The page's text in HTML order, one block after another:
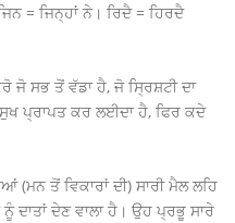
= ਜਿਨ੍ਹਾਂ ਨੇ। ਰਿਦੈ = ਹਿਰਦੈ
ਸਭ ਤੋਂ ਵੱਡਾ ਹੈ, ਜੋ ਸ੍ਰਿਸ਼ਟੀ ਦਾ
ਪ੍ਰਾਪਤ ਕਰ ਲਈਦਾ ਹੈ, ਫਿਰ ਕਦੇ
(ਮਨ ਤੋਂ ਵਿਕਾਰਾਂ ਦੀ) ਸਾਰੀ ਮੈਲ ਲਹਿ
ਨੂੰ ਦਾਤਾਂ ਦੇਣ ਵਾਲਾ ਹੈ। ਉਹ ਪ੍ਰਭੂ ਸਾਰੇ